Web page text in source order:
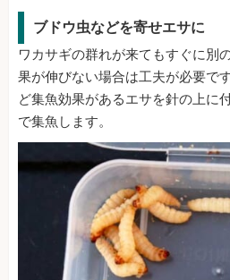
ブドウ虫などを寄せエサに
ワカサギの群れが来てもすぐに別
果が伸びない場合は工夫が必要で
ど集魚効果があるエサを針の上に
で集魚します。